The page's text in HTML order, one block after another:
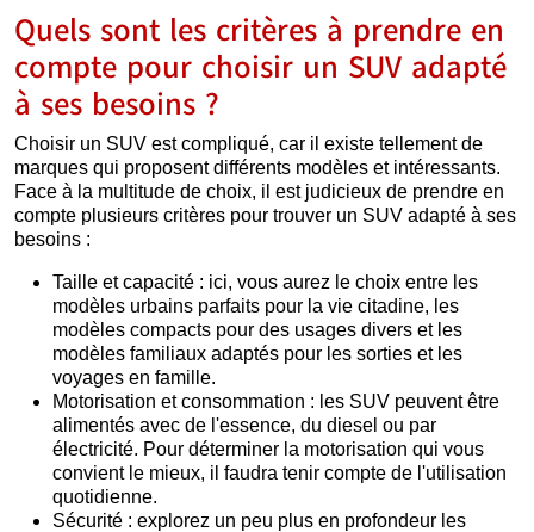
Quels sont les critères à prendre en
compte pour choisir un SUV adapté
à ses besoins ?
Choisir un SUV est compliqué, car il existe tellement de
marques qui proposent différents modèles et intéressants.
Face à la multitude de choix, il est judicieux de prendre en
compte plusieurs critères pour trouver un SUV adapté à ses
besoins :
Taille et capacité : ici, vous aurez le choix entre les
modèles urbains parfaits pour la vie citadine, les
modèles compacts pour des usages divers et les
modèles familiaux adaptés pour les sorties et les
voyages en famille.
Motorisation et consommation : les SUV peuvent être
alimentés avec de l'essence, du diesel ou par
électricité. Pour déterminer la motorisation qui vous
convient le mieux, il faudra tenir compte de l'utilisation
quotidienne.
Sécurité : explorez un peu plus en profondeur les